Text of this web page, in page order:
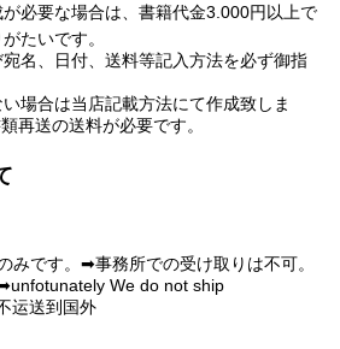
必要な場合は、書籍代金3.000円以上で
たいです。
名、日付、送料等記入方法を必ず御指
場合は当店記載方法にて作成致しま
再送の送料が必要です。
みです。➡事務所での受け取りは不可。
We do not ship
送到国外